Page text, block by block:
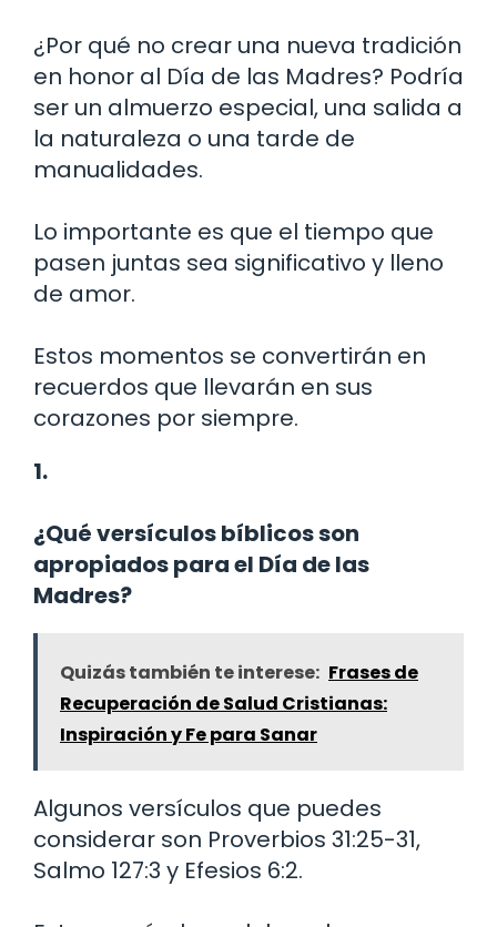
¿Por qué no crear una nueva tradición
en honor al Día de las Madres? Podría
ser un almuerzo especial, una salida a
la naturaleza o una tarde de
manualidades.
Lo importante es que el tiempo que
pasen juntas sea significativo y lleno
de amor.
Estos momentos se convertirán en
recuerdos que llevarán en sus
corazones por siempre.
1.
¿Qué versículos bíblicos son
apropiados para el Día de las
Madres?
Quizás también te interese: Frases de
Recuperación de Salud Cristianas:
Inspiración y Fe para Sanar
Algunos versículos que puedes
considerar son Proverbios 31:25-31,
Salmo 127:3 y Efesios 6:2.